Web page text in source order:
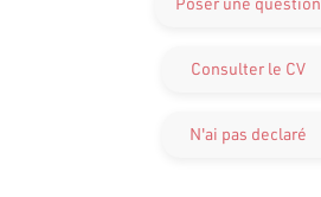
Consulter le CV
N'ai pas declaré